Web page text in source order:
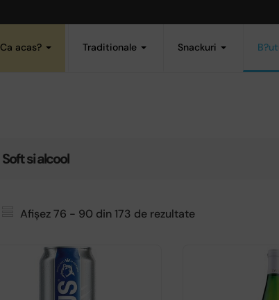
Ca acas? Traditionale Snackuri
Soft si alcool
Afișez 76 - 90 din 173 de rezultate